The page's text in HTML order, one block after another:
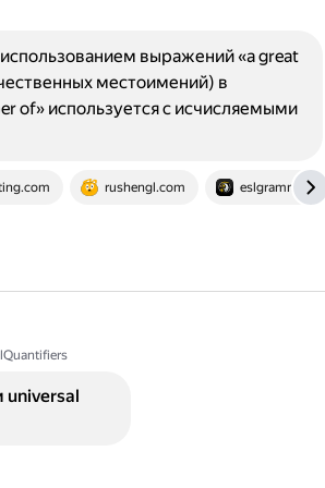
rushengl.com eslgrammar.org
выражений «a great
местоимений) в
of» используется с исчисляемыми
universal